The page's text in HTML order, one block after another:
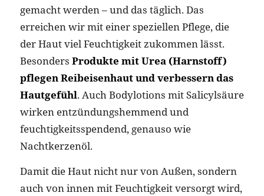
gemacht werden – und das täglich. Das
erreichen wir mit einer speziellen Pflege, die
der Haut viel Feuchtigkeit zukommen lässt.
Besonders Produkte mit Urea (Harnstoff)
pflegen Reibeisenhaut und verbessern das
Hautgefühl. Auch Bodylotions mit Salicylsäure
wirken entzündungshemmend und
feuchtigkeitsspendend, genauso wie
Nachtkerzenöl.
Damit die Haut nicht nur von Außen, sondern
auch von innen mit Feuchtigkeit versorgt wird,